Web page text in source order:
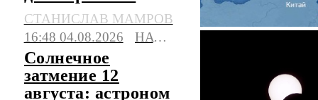
прогнозы погоды
СТАНИСЛАВ МАМРОВ
16:48 04.08.2026
НАУКА
Солнечное
затмение 12
августа: астроном